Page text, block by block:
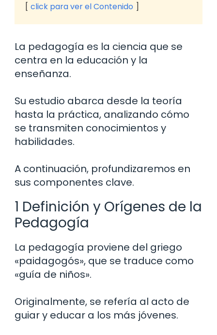
click para ver el Contenido
La pedagogía es la ciencia que se
centra en la educación y la
enseñanza.
Su estudio abarca desde la teoría
hasta la práctica, analizando cómo
se transmiten conocimientos y
habilidades.
A continuación, profundizaremos en
sus componentes clave.
1 Definición y Orígenes de la
Pedagogía
La pedagogía proviene del griego
«paidagogós», que se traduce como
«guía de niños».
Originalmente, se refería al acto de
guiar y educar a los más jóvenes.